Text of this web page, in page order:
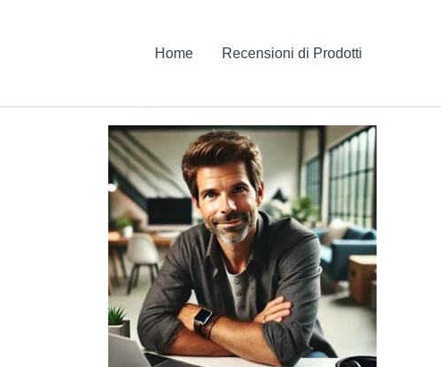
Home Recensioni di Prodotti